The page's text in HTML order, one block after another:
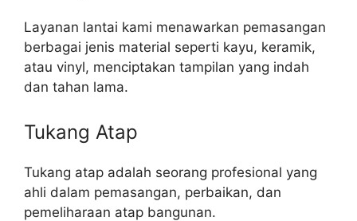
Layanan lantai kami menawarkan pemasangan
berbagai jenis material seperti kayu, keramik,
atau vinyl, menciptakan tampilan yang indah
dan tahan lama.
Tukang Atap
Tukang atap adalah seorang profesional yang
ahli dalam pemasangan, perbaikan, dan
pemeliharaan atap bangunan.